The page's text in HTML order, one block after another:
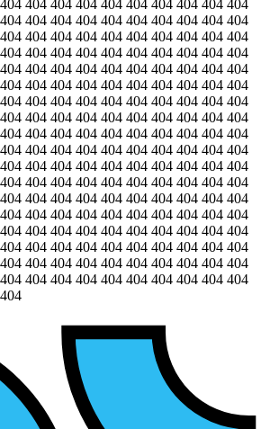
404 404 404 404 404 404 404 404 404
404 404 404 404 404 404 404 404 404
404 404 404 404 404 404 404 404 404
404 404 404 404 404 404 404 404 404
404 404 404 404 404 404 404 404 404
404 404 404 404 404 404 404 404 404
404 404 404 404 404 404 404 404 404
404 404 404 404 404 404 404 404 404
404 404 404 404 404 404 404 404 404
404 404 404 404 404 404 404 404 404
404 404 404 404 404 404 404 404 404
404 404 404 404 404 404 404 404 404
404 404 404 404 404 404 404 404 404
404 404 404 404 404 404 404 404 404
404 404 404 404 404 404 404 404 404
404 404 404 404 404 404 404 404 404
404 404 404 404 404 404 404 404 404
404 404 404 404 404 404 404 404 404